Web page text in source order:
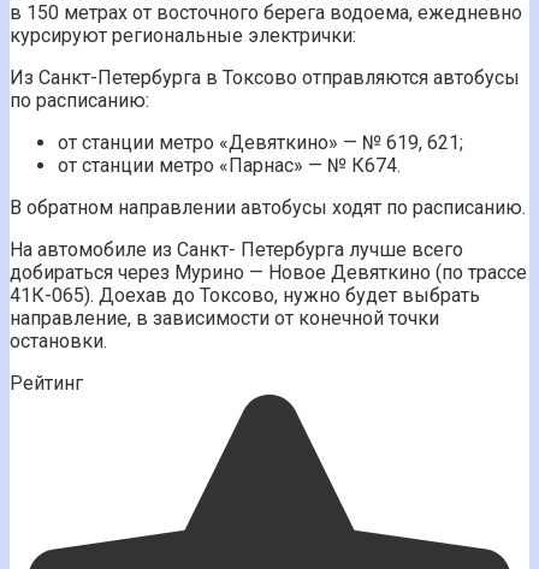
в 150 метрах от восточного берега водоема, ежедневно
курсируют региональные электрички:
Из Санкт-Петербурга в Токсово отправляются автобусы
по расписанию:
от станции метро «Девяткино» — № 619, 621;
от станции метро «Парнас» — № К674.
В обратном направлении автобусы ходят по расписанию.
На автомобиле из Санкт- Петербурга лучше всего
добираться через Мурино — Новое Девяткино (по трассе
41К-065). Доехав до Токсово, нужно будет выбрать
направление, в зависимости от конечной точки
остановки.
Рейтинг